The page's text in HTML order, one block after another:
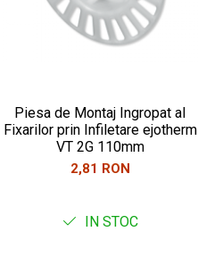
Piesa de Montaj Ingropat al
Fixarilor prin Infiletare ejotherm
VT 2G 110mm
2,81 RON
IN STOC